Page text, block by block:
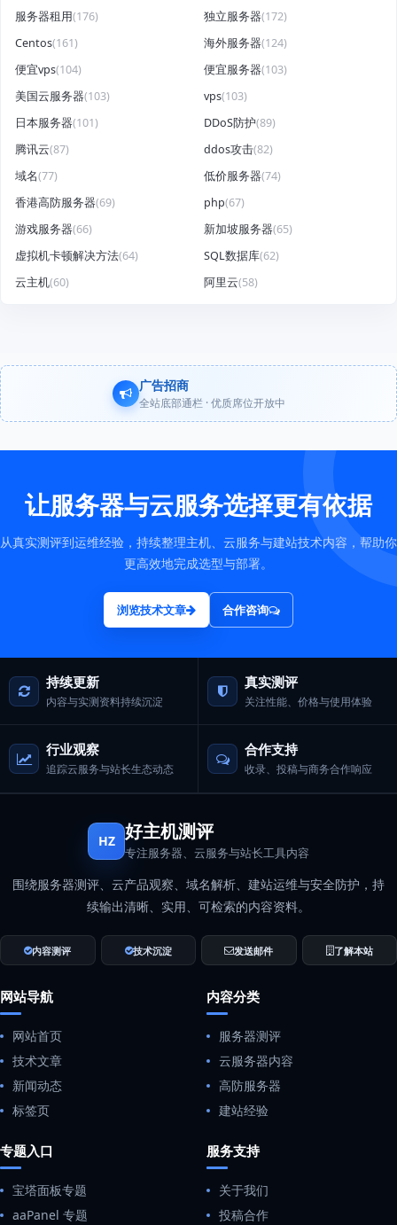
服务器租用(176) 独立服务器(172)
Centos(161) 海外服务器(124)
便宜vps(104) 便宜服务器(103)
美国云服务器(103) vps(103)
日本服务器(101) DDoS防护(89)
腾讯云(87) ddos攻击(82)
域名(77) 低价服务器(74)
香港高防服务器(69) php(67)
游戏服务器(66) 新加坡服务器(65)
虚拟机卡顿解决方法(64) SQL数据库(62)
云主机(60) 阿里云(58)
广告招商
全站底部通栏 · 优质席位开放中
让服务器与云服务选择更有依据
从真实测评到运维经验，持续整理主机、云服务与建站技术内容，帮助你
更高效地完成选型与部署。
浏览技术文章 合作咨询
持续更新
内容与实测资料持续沉淀
真实测评
关注性能、价格与使用体验
行业观察
追踪云服务与站长生态动态
合作支持
收录、投稿与商务合作响应
HZ 好主机测评
专注服务器、云服务与站长工具内容
围绕服务器测评、云产品观察、域名解析、建站运维与安全防护，持
续输出清晰、实用、可检索的内容资料。
内容测评 技术沉淀 发送邮件 了解本站
网站导航
网站首页
技术文章
新闻动态
标签页
内容分类
服务器测评
云服务器内容
高防服务器
建站经验
专题入口
宝塔面板专题
aaPanel 专题
服务支持
关于我们
投稿合作